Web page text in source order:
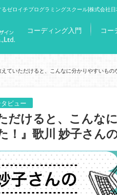
ゼロイチプログラミングスクール|株式会社
コーディング入門 コー
えていただけると、こんなに分かりやすいも
ビュー
だけると、こんな
！』歌川 妙子さん